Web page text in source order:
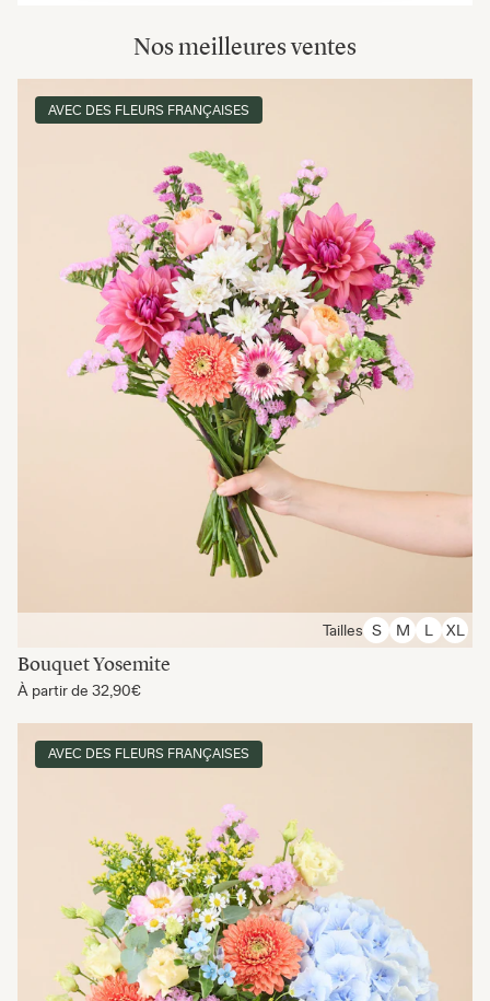
Nos meilleures ventes
AVEC DES FLEURS FRANÇAISES
Tailles S M XL
Bouquet Yosemite
À partir de 32,90€
AVEC DES FLEURS FRANÇAISES